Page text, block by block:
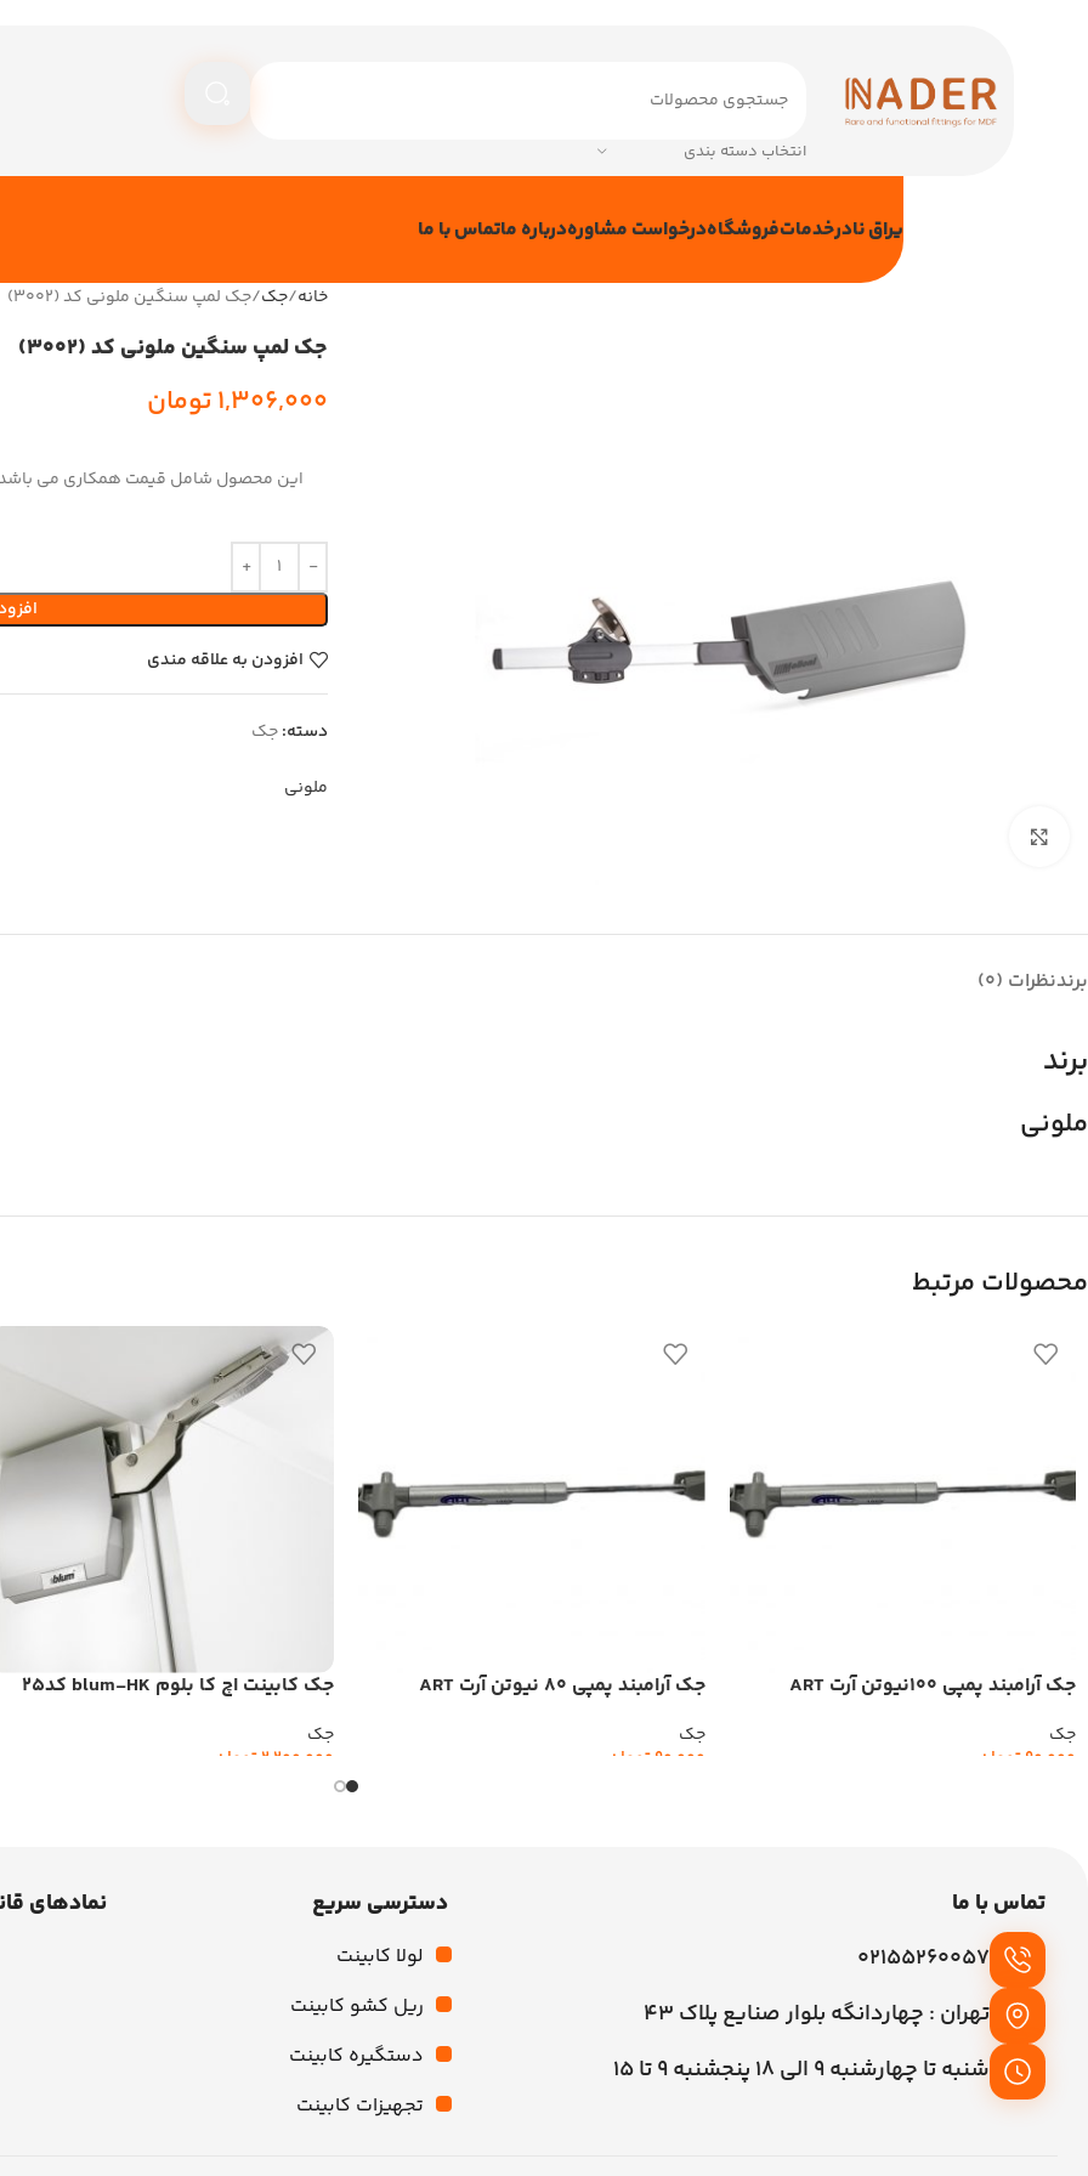
انتخاب دسته بندی
یراق نادرخدماتفروشگاهدرخواست مشاورهدرباره ماتماس با ما
خانه جک جک لمپ سنگین ملونی کد (3002)
جک لمپ سنگین ملونی کد (3002)
1,306,000تومان
این محصول شامل قیمت همکاری می
افزودن به علاقه مندی
دسته:جک
ملونی
برندنظرات (0)
برند
ملونی
محصولات مرتبط
جک آرامبند پمپی 100نیوتن آرت ART
جک
90,000تومان
جک آرامبند پمپی 80 نیوتن آرت ART
جک
90,000 تومان
جک کابینت اچ کا بلوم blum-HK کد25
جک
2,200,000تومان
تماس با ما
02155260057
تهران : چهاردانگه بلوار صنایع پلاک 43
شنبه تا چهارشنبه 9 الی 18 پنجشنبه 9 تا 15
دسترسی سریع
لولا کابینت
ریل کشو کابینت
دستگیره کابینت
تجهیزات کابینت
نمادهای